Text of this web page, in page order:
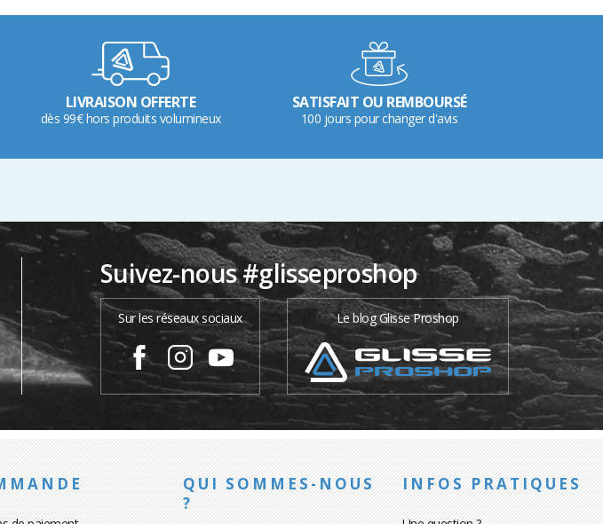
LIVRAISON OFFERTE
dès 99€ hors produits volumineux
SATISFAIT OU REMBOURSÉ
100 jours pour changer d'avis
Suivez-nous #glisseproshop
Sur les réseaux sociaux Le blog Glisse Proshop
QUI SOMMES-NOUS
?
INFOS PRATIQUES